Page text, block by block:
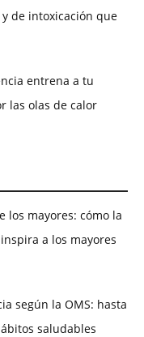
de intoxicación que
entrena a tu
las olas de calor
los mayores: cómo la
a los mayores
según la OMS: hasta
saludables